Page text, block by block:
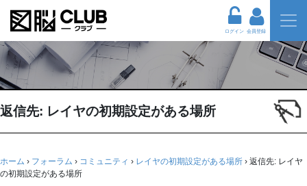
ログイン 会員登録
返信先: レイヤの初期設定がある場所
ホーム › フォーラム › コミュニティ › レイヤの初期設定がある場所 › 返信先: レイヤ
の初期設定がある場所